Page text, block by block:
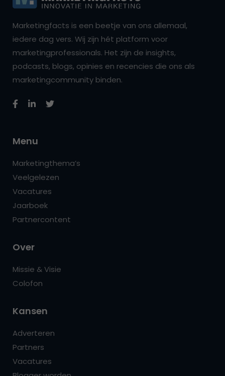
Marketingfacts is een beetje van ons allemaal,
iedere dag vers. Wij zijn hét platform voor
marketingprofessionals. Het zijn de insights,
podcasts, blogs, opinies en recencies die ons als
marketingcommunity binden.
Menu
Marketingthema’s
Veelgelezen
Vacatures
Jaarboek
Partnercontent
Over
Missie & Visie
Colofon
Kansen
Adverteren
Partners
Vacatures